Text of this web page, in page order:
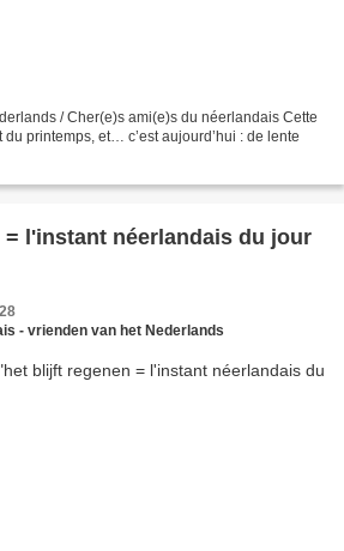
/ Cher(e)s ami(e)s du néerlandais Cette
printemps, et… c’est aujourd’hui : de lente
= l'instant néerlandais du jour
- vrienden van het Nederlands